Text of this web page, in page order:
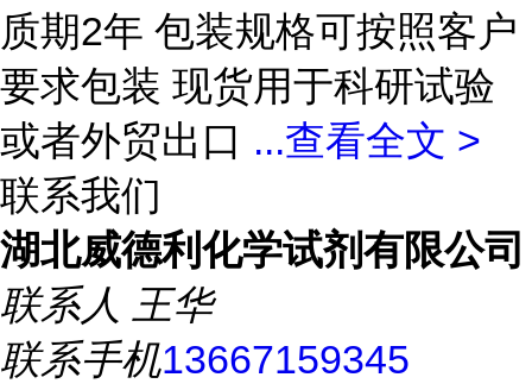
质期2年 包装规格可按照客户
要求包装 现货用于科研试验
或者外贸出口 ...查看全文 >
联系我们
湖北威德利化学试剂有限公司
联系人 王华
联系手机13667159345